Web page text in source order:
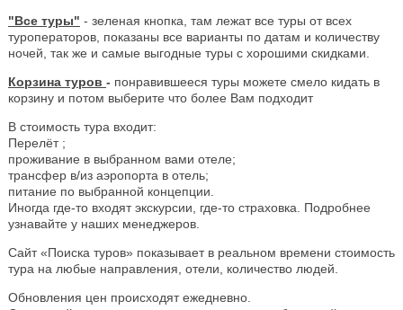
"Все туры" - зеленая кнопка, там лежат все туры от всех
туроператоров, показаны все варианты по датам и количеству
ночей, так же и самые выгодные туры с хорошими скидками.
Корзина туров - понравившееся туры можете смело кидать в
корзину и потом выберите что более Вам подходит
В стоимость тура входит:
Перелёт ;
проживание в выбранном вами отеле;
трансфер в/из аэропорта в отель;
питание по выбранной концепции.
Иногда где-то входят экскурсии, где-то страховка. Подробнее
узнавайте у наших менеджеров.
Сайт «Поиска туров» показывает в реальном времени стоимость
тура на любые направления, отели, количество людей.
Обновления цен происходят ежедневно.